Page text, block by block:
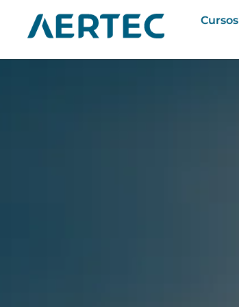
Cursos